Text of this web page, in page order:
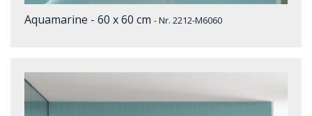
Aquamarine - 60 x 60 cm - Nr. 2212-M6060